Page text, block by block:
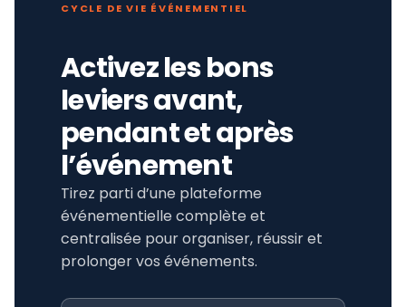
CYCLE DE VIE ÉVÉNEMENTIEL
Activez les bons
leviers avant,
pendant et après
l’événement
Tirez parti d’une plateforme
événementielle complète et
centralisée pour organiser, réussir et
prolonger vos événements.